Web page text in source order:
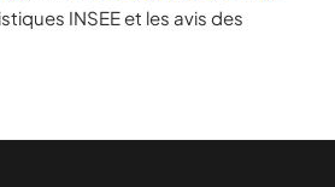
INSEE et les avis des